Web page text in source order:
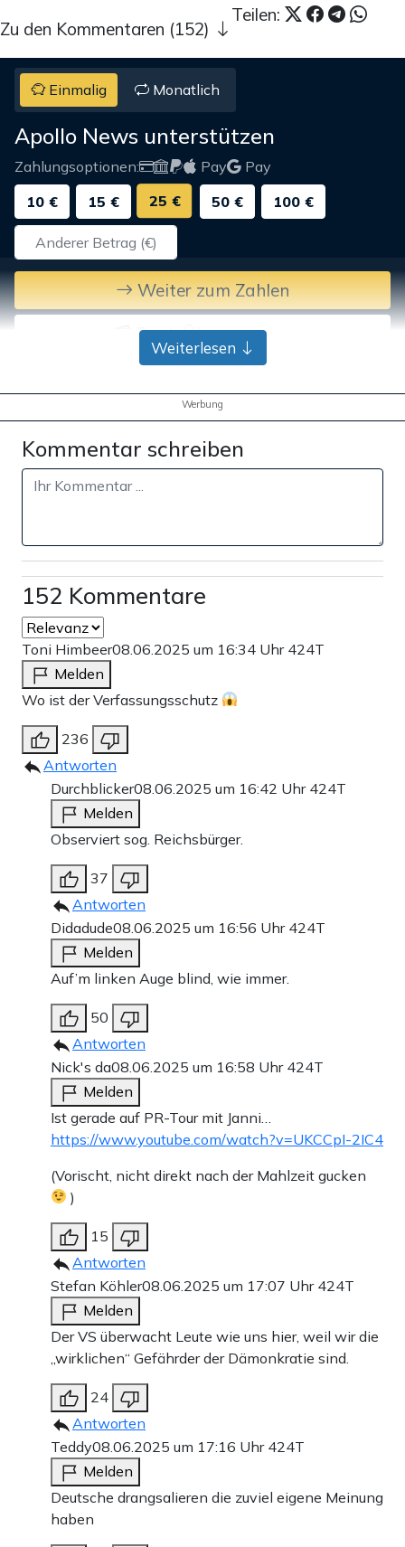
Teilen:
Zu den Kommentaren (152)
Einmalig Monatlich
Apollo News unterstützen
Zahlungsoptionen: Pay
Pay
10 €
15 € 25 € 50 € 100 €
Weiter zum Zahlen
Bank-Überweisung
Weiterlesen
Werbung
Kommentar schreiben
152 Kommentare
Toni Himbeer08.06.2025 um 16:34 Uhr 424T
Melden
Wo ist der Verfassungsschutz
236
Antworten
Durchblicker08.06.2025 um 16:42 Uhr 424T
Melden
Observiert sog. Reichsbürger.
37
Antworten
Didadude08.06.2025 um 16:56 Uhr 424T
Melden
Auf’m linken Auge blind, wie immer.
50
Antworten
Nick's da08.06.2025 um 16:58 Uhr 424T
Melden
Ist gerade auf PR-Tour mit Janni…
https://www.youtube.com/watch?v=UKCCpI-2IC4
(Vorischt, nicht direkt nach der Mahlzeit gucken
)
15
Antworten
Stefan Köhler08.06.2025 um 17:07 Uhr 424T
Melden
Der VS überwacht Leute wie uns hier, weil wir die
„wirklichen“ Gefährder der Dämonkratie sind.
24
Antworten
Teddy08.06.2025 um 17:16 Uhr 424T
Melden
Deutsche drangsalieren die zuviel eigene Meinung
haben